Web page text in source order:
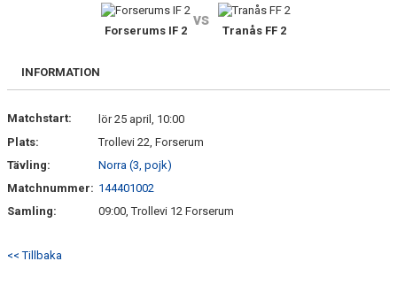
DOKUMENT
Forserums IF 2
vs
Tranås FF 2
INFORMATION
Matchstart:
lör 25 april, 10:00
Plats:
Trollevi 22, Forserum
Tävling:
Norra (3, pojk)
Matchnummer: 144401002
Samling:
09:00, Trollevi 12 Forserum
<< Tillbaka